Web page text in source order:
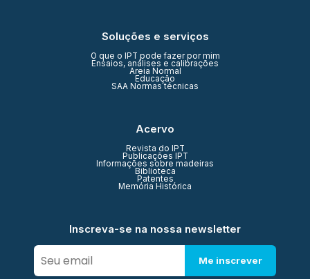
Soluções e serviços
O que o IPT pode fazer por mim
Ensaios, análises e calibrações
Areia Normal
Educação
SAA Normas técnicas
Acervo
Revista do IPT
Publicações IPT
Informações sobre madeiras
Biblioteca
Patentes
Memória Histórica
Inscreva-se na nossa newsletter
Me inscrever